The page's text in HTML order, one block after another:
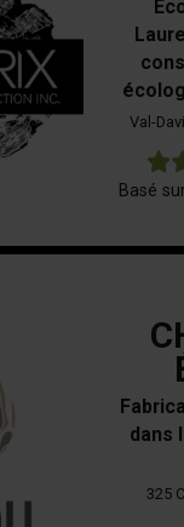
Val-
Basé
dans
325